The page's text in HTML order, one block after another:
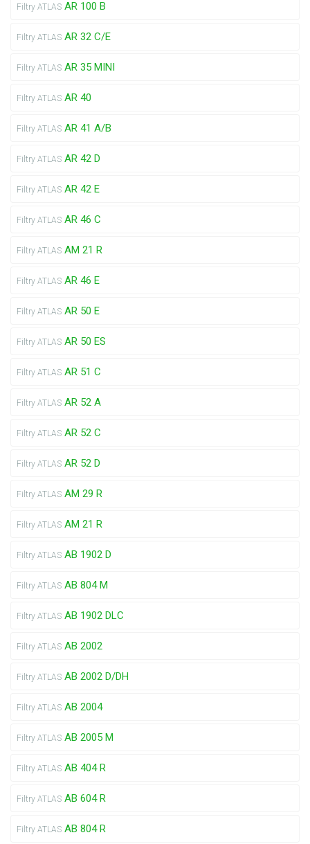
Filtry ATLAS AR 100 B
Filtry ATLAS AR 32 C/E
Filtry ATLAS AR 35 MINI
Filtry ATLAS AR 40
Filtry ATLAS AR 41 A/B
Filtry ATLAS AR 42 D
Filtry ATLAS AR 42 E
Filtry ATLAS AR 46 C
Filtry ATLAS AM 21 R
Filtry ATLAS AR 46 E
Filtry ATLAS AR 50 E
Filtry ATLAS AR 50 ES
Filtry ATLAS AR 51 C
Filtry ATLAS AR 52 A
Filtry ATLAS AR 52 C
Filtry ATLAS AR 52 D
Filtry ATLAS AM 29 R
Filtry ATLAS AM 21 R
Filtry ATLAS AB 1902 D
Filtry ATLAS AB 804 M
Filtry ATLAS AB 1902 DLC
Filtry ATLAS AB 2002
Filtry ATLAS AB 2002 D/DH
Filtry ATLAS AB 2004
Filtry ATLAS AB 2005 M
Filtry ATLAS AB 404 R
Filtry ATLAS AB 604 R
Filtry ATLAS AB 804 R